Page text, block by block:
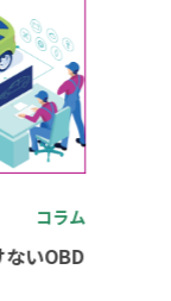
コラム
いOBD